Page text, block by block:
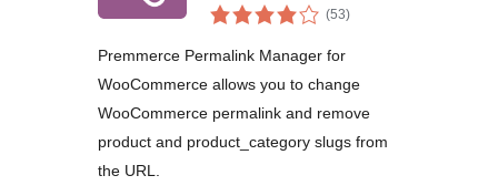
for WooCommerce
(53αξιολογήσεις
σύνολο
)
Premmerce Permalink Manager for
WooCommerce allows you to change
WooCommerce permalink and remove
product and product_category slugs from
the URL.